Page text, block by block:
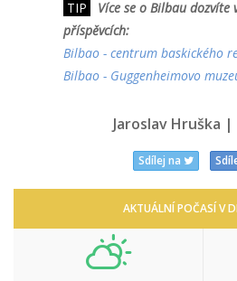
TIP
Více se o Bilbau dozvíte
příspěvcích:
Bilbao - centrum baskického
Bilbao - Guggenheimovo
Jaroslav Hruška |
Sdílej na
AKTUÁLNÍ POČASÍ V